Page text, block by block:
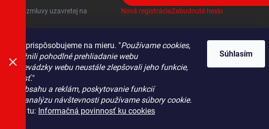
Vám prispôsobujeme na mieru. "Používame cookies,
umožnili pohodlné prehliadanie webu
prevádzky webu neustále zlepšovali jeho funkcie,
"
obsahu a reklám, poskytovanie funkcií
a analýzu návštevnosti používame súbory cookie.
a tu: Informačná povinnosť ku cookies
Súhlasím
od zmluvy uzavretej na
platby
dopravy
Nová registráciaZabudnuté heslo
KONTAKTY